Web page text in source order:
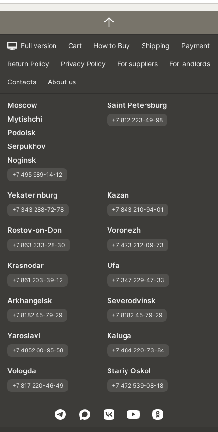
Full version Cart How to Buy Shipping Payment
Return Policy Privacy Policy For suppliers For landlords
Contacts About us
Moscow
Mytishchi
Podolsk
Serpukhov
Noginsk
+7 495 989-14-12
Saint Petersburg
+7 812 223-49-98
Yekaterinburg
+7 343 288-72-78
Kazan
+7 843 210-94-01
Rostov-on-Don
+7 863 333-28-30
Voronezh
+7 473 212-09-73
Krasnodar
+7 861 203-39-12
Ufa
+7 347 229-47-33
Arkhangelsk
+7 8182 45-79-29
Severodvinsk
+7 8182 45-79-29
Yaroslavl
+7 4852 60-95-58
Kaluga
+7 484 220-73-84
Vologda
+7 817 220-46-49
Stariy Oskol
+7 472 539-08-18